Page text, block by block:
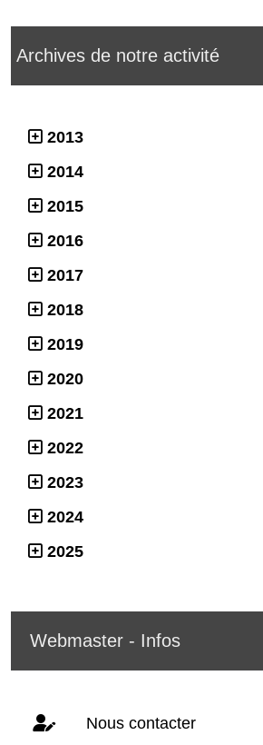
Archives de notre activité
2013
2014
2015
2016
2017
2018
2019
2020
2021
2022
2023
2024
2025
Webmaster - Infos
Nous contacter